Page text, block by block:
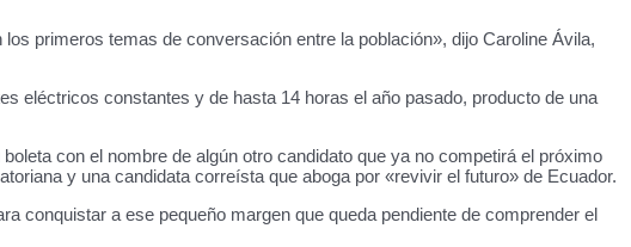
primeros temas de conversación entre la población», dijo Caroline Ávila,
eléctricos constantes y de hasta 14 horas el año pasado, producto de una
con el nombre de algún otro candidato que ya no competirá el próximo
y una candidata correísta que aboga por «revivir el futuro» de Ecuador.
conquistar a ese pequeño margen que queda pendiente de comprender el